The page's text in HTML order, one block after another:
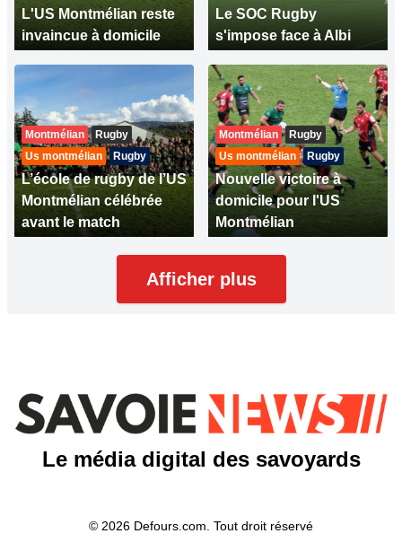
L'US Montmélian reste
invaincue à domicile
Le SOC Rugby
s'impose face à Albi
Montmélian
Rugby
Us montmélian
Rugby
L’école de rugby de l’US
Montmélian célébrée
avant le match
Montmélian
Rugby
Us montmélian
Rugby
Nouvelle victoire à
domicile pour l'US
Montmélian
Afficher plus
Le média digital des savoyards
© 2026 Defours.com. Tout droit réservé